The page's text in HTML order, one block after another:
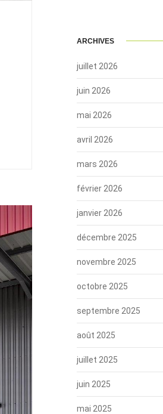
ARCHIVES
juillet 2026
juin 2026
mai 2026
avril 2026
mars 2026
février 2026
janvier 2026
décembre 2025
novembre 2025
octobre 2025
septembre 2025
août 2025
juillet 2025
juin 2025
mai 2025